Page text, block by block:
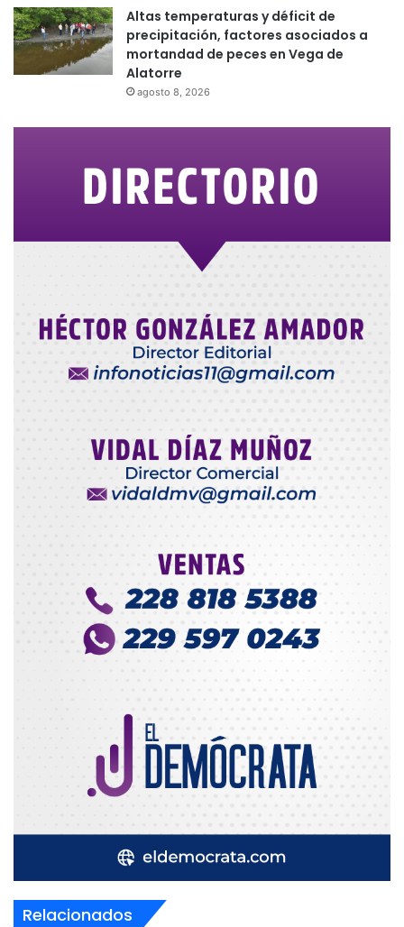
Altas temperaturas y déficit de
precipitación, factores asociados a
mortandad de peces en Vega de
Alatorre
agosto 8, 2026
Relacionados